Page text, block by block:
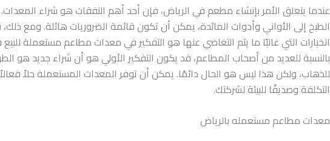
عندما يتعلق الأمر بإنشاء مطعم في الرياض، فإن أحد أهم النفقات هو شراء
الطبخ إلى الأواني وأدوات المائدة، يمكن أن تكون قائمة الضروريات هائلة. ومع
الخيارات التي غالبًا ما يتم التغاضي عنها هو التفكير في معدات مطاعم مستعملة
بالنسبة للعديد من أصحاب المطاعم، قد يكون التفكير الأولي هو أن شراء جديد هو
للذهاب، ولكن هذا ليس هو الحال دائمًا. يمكن أن توفر المعدات المستعملة حلاً
التكلفة وصديقًا للبيئة لشركتك.
معدات مطاعم مستعمله بالرياض